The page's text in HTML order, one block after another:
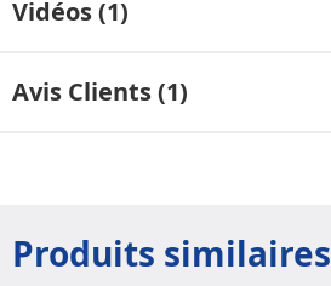
Vidéos (1)
Avis Clients (1)
Produits similaires